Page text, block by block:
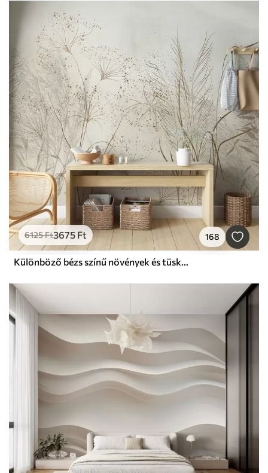
6125Ft3675 Ft 168
Különböző bézs színű növények és tüskék monokróm illusztrációja, finom, foszlós vonalakkal és textúrákkal